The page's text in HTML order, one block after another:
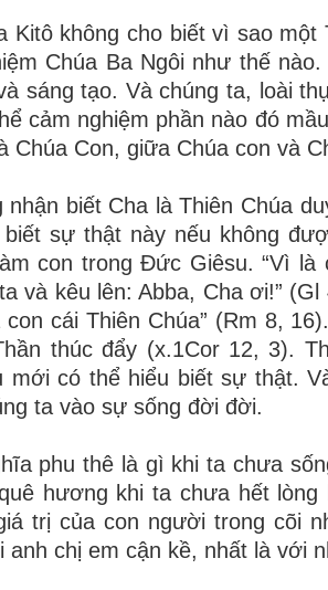
Kitô không cho biết vì sao
Chúa Ba Ngôi như thế
sáng tạo. Và chúng ta, loài
cảm nghiệm phần nào đó
Chúa Con, giữa Chúa con và
biết Cha là Thiên Chúa
sự thật này nếu không
con trong Đức Giêsu. “Vì là
và kêu lên: Abba, Cha ơi!”
cái Thiên Chúa” (Rm 8,
thúc đẩy (x.1Cor 12, 3).
mới có thể hiểu biết sự thật.
ta vào sự sống đời đời.
phu thê là gì khi ta chưa
hương khi ta chưa hết
trị của con người trong cõi
anh chị em cận kề, nhất là với